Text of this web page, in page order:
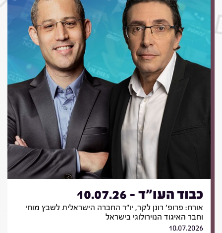
כבוד העו"ד - 10.07.26
אורח: פרופ' רונן לקר, יו"ר החברה הישראלית לשבץ מוחי
וחבר האיגוד הנוירולוגי בישראל
10.07.2026